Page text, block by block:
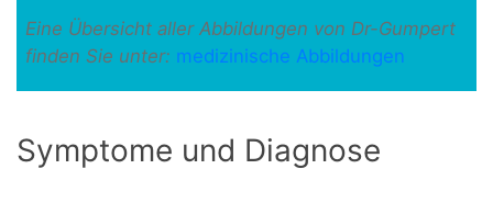
Eine Übersicht aller Abbildungen von Dr-Gumpert
finden Sie unter: medizinische Abbildungen
Symptome und Diagnose